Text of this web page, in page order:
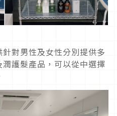
對男性及女性分別提供多
護髮產品，可以從中選擇